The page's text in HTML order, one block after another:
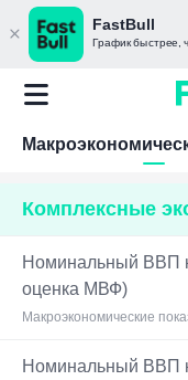
FastBull
График быстрее,
Комплексные
Номинальный ВВП
оценка МВФ)
Макроэкономические
Номинальный ВВП